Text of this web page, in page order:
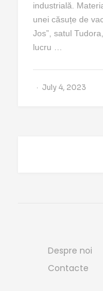
industrială.
unei căsuțe de
Jos”, satul
lucru …
July 4, 2023
Despre noi
Contacte